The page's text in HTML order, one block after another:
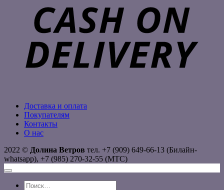
Доставка и оплата
Покупателям
Контакты
О нас
2022 © Долина Ветров тел. +7 (909) 649-66-13 (Билайн-
whatsapp), +7 (985) 270-32-55 (МТС)
Искать: